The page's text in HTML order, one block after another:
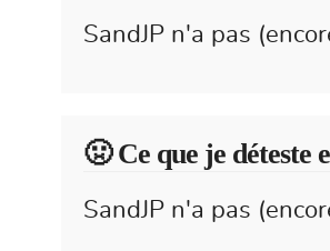
SandJP n'a pas
🤢 Ce que je déteste
SandJP n'a pas